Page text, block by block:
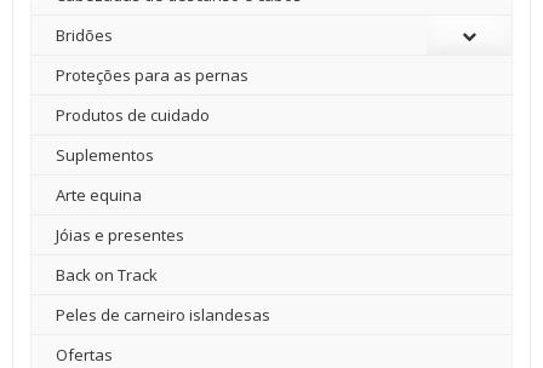
Bridões
Proteções para as pernas
Produtos de cuidado
Suplementos
Arte equina
Jóias e presentes
Back on Track
Peles de carneiro islandesas
Ofertas